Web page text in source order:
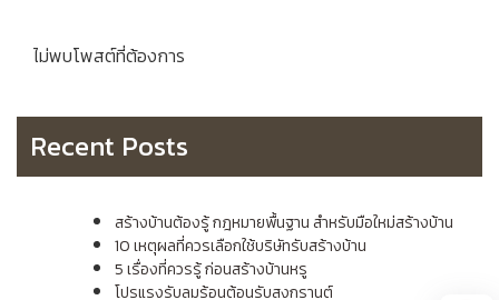
ไม่พบโพสต์ที่ต้องการ
Recent Posts
สร้างบ้านต้องรู้ กฎหมายพื้นฐาน สำหรับมือใหม่สร้างบ้าน
10 เหตุผลที่ควรเลือกใช้บริษัทรับสร้างบ้าน
5 เรื่องที่ควรรู้ ก่อนสร้างบ้านหรู
โปรแรงรับลมร้อนต้อนรับสงกรานต์